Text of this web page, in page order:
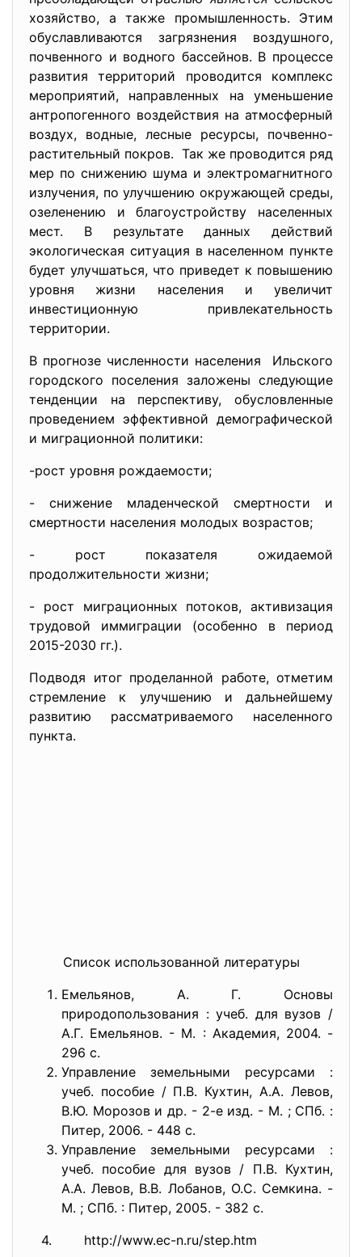
хозяйство, а также промышленность. Этим
обуславливаются загрязнения воздушного,
почвенного и водного бассейнов. В процессе
развития территорий проводится комплекс
мероприятий, направленных на уменьшение
антропогенного воздействия на атмосферный
воздух, водные, лесные ресурсы, почвенно-
растительный покров. Так же проводится ряд
мер по снижению шума и электромагнитного
излучения, по улучшению окружающей среды,
озеленению и благоустройству населенных
мест. В результате данных действий
экологическая ситуация в населенном пункте
будет улучшаться, что приведет к повышению
уровня жизни населения и увеличит
инвестиционную привлекательность
территории.
В прогнозе численности населения Ильского
городского поселения заложены следующие
тенденции на перспективу, обусловленные
проведением эффективной демографической
и миграционной политики:
-рост уровня рождаемости;
- снижение младенческой смертности и
смертности населения молодых возрастов;
- рост показателя ожидаемой
продолжительности жизни;
- рост миграционных потоков, активизация
трудовой иммиграции (особенно в период
2015-2030 гг.).
Подводя итог проделанной работе, отметим
стремление к улучшению и дальнейшему
развитию рассматриваемого населенного
пункта.
Список использованной литературы
Емельянов, А. Г. Основы
природопользования : учеб. для вузов /
А.Г. Емельянов. - М. : Академия, 2004. -
296 с.
Управление земельными ресурсами :
учеб. пособие / П.В. Кухтин, А.А. Левов,
В.Ю. Морозов и др. - 2-е изд. - М. ; СПб. :
Питер, 2006. - 448 с.
Управление земельными ресурсами :
учеб. пособие для вузов / П.В. Кухтин,
А.А. Левов, В.В. Лобанов, О.С. Семкина. -
М. ; СПб. : Питер, 2005. - 382 с.
4. http://www.ec-n.ru/step.htm